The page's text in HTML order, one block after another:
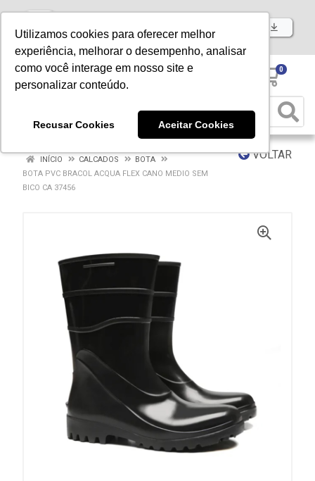
Utilizamos cookies para oferecer melhor
experiência, melhorar o desempenho, analisar
como você interage em nosso site e
personalizar conteúdo.
Recusar Cookies Aceitar Cookies
Baixe já nosso APP
0
VOLTAR
INÍCIO CALCADOS
BOTA
BOTA PVC BRACOL ACQUA FLEX CANO MEDIO SEM
BICO CA 37456